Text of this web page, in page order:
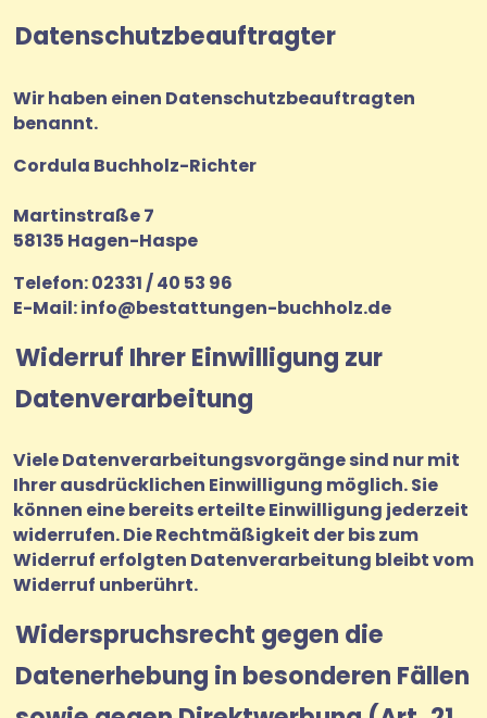
Datenschutz­beauftragter
Wir haben einen Datenschutzbeauftragten
benannt.
Cordula Buchholz-Richter
Martinstraße 7
58135 Hagen-Haspe
Telefon: 02331 / 40 53 96
E-Mail: info@bestattungen-buchholz.de
Widerruf Ihrer Einwilligung zur
Datenverarbeitung
Viele Datenverarbeitungsvorgänge sind nur mit
Ihrer ausdrücklichen Einwilligung möglich. Sie
können eine bereits erteilte Einwilligung jederzeit
widerrufen. Die Rechtmäßigkeit der bis zum
Widerruf erfolgten Datenverarbeitung bleibt vom
Widerruf unberührt.
Widerspruchsrecht gegen die
Datenerhebung in besonderen Fällen